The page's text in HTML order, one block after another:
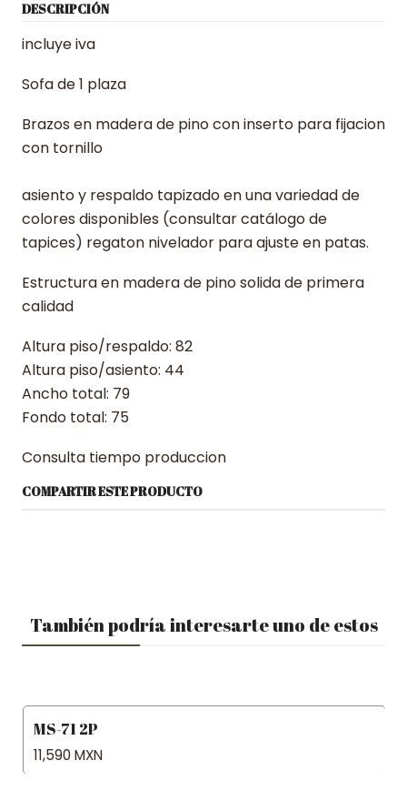
DESCRIPCIÓN
incluye iva
Sofa de 1 plaza
Brazos en madera de pino con inserto para fijacion
con tornillo
asiento y respaldo tapizado en una variedad de
colores disponibles (consultar catálogo de
tapices) regaton nivelador para ajuste en patas.
Estructura en madera de pino solida de primera
calidad
Altura piso/respaldo: 82
Altura piso/asiento: 44
Ancho total: 79
Fondo total: 75
Consulta tiempo produccion
COMPARTIR ESTE PRODUCTO
También podría interesarte uno de estos
MS-71 2P
11,590 MXN